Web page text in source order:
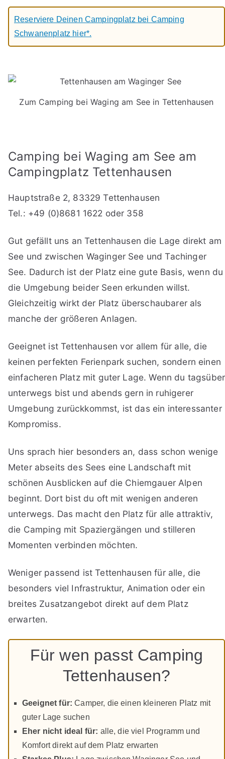
Reserviere Deinen Campingplatz bei Camping
Schwanenplatz hier*.
Zum Camping bei Waging am See in Tettenhausen
Camping bei Waging am See am
Campingplatz Tettenhausen
Hauptstraße 2, 83329 Tettenhausen
Tel.: +49 (0)8681 1622 oder 358
Gut gefällt uns an Tettenhausen die Lage direkt am
See und zwischen Waginger See und Tachinger
See. Dadurch ist der Platz eine gute Basis, wenn du
die Umgebung beider Seen erkunden willst.
Gleichzeitig wirkt der Platz überschaubarer als
manche der größeren Anlagen.
Geeignet ist Tettenhausen vor allem für alle, die
keinen perfekten Ferienpark suchen, sondern einen
einfacheren Platz mit guter Lage. Wenn du tagsüber
unterwegs bist und abends gern in ruhigerer
Umgebung zurückkommst, ist das ein interessanter
Kompromiss.
Uns sprach hier besonders an, dass schon wenige
Meter abseits des Sees eine Landschaft mit
schönen Ausblicken auf die Chiemgauer Alpen
beginnt. Dort bist du oft mit wenigen anderen
unterwegs. Das macht den Platz für alle attraktiv,
die Camping mit Spaziergängen und stilleren
Momenten verbinden möchten.
Weniger passend ist Tettenhausen für alle, die
besonders viel Infrastruktur, Animation oder ein
breites Zusatzangebot direkt auf dem Platz
erwarten.
Für wen passt Camping
Tettenhausen?
Geeignet für: Camper, die einen kleineren Platz mit
guter Lage suchen
Eher nicht ideal für: alle, die viel Programm und
Komfort direkt auf dem Platz erwarten